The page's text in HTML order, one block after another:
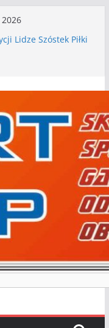
Lidze Szóstek Piłki
w toku przygotowań
piłkarskich
Ligi Szóstek w
piłkarskie